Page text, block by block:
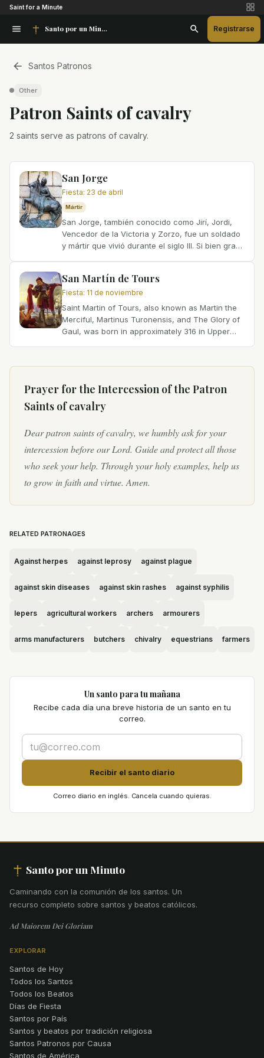
Saint for a Minute
Santo por un Minuto Registrarse
Santos Patronos
Other
Patron Saints ofcavalry
2 saints serve as patrons of cavalry.
San Jorge
Fiesta: 23 de abril
Mártir
San Jorge, también conocido como Jirí, Jordi,
Vencedor de la Victoria y Zorzo, fue un soldado
y mártir que vivió durante el siglo III. Si bien gran
San Martín de Tours
Fiesta: 11 de noviembre
Saint Martin of Tours, also known as Martin the
Merciful, Martinus Turonensis, and The Glory of
Gaul, was born in approximately 316 in Upper
Prayer for the Intercession ofthe Patron
Saints of cavalry
Dear patron saints of cavalry, we humbly ask for your
intercession before our Lord. Guide and protect all those
who seek your help. Through your holy examples, help us
to grow in faith and virtue. Amen.
RELATED PATRONAGES
Against herpes against leprosy against plague
against skin diseases against skin rashes against syphilis
lepers agricultural workers archers armourers
arms manufacturers butchers chivalry equestrians farmers
Un santo para tu mañana
Recibe cada día una breve historia de un santo en tu
correo.
Recibir el santo diario
Correo diario en inglés. Cancela cuando quieras.
Santo por un Minuto
Caminando con la comunión de los santos. Un
recurso completo sobre santos y beatos católicos.
Ad Maiorem Dei Gloriam
EXPLORAR
Santos de Hoy
Todos los Santos
Todos los Beatos
Días de Fiesta
Santos por País
Santos y beatos por tradición religiosa
Santos Patronos por Causa
Santos de América